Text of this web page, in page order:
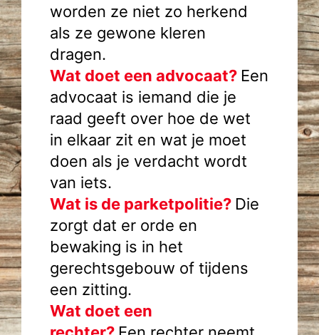
worden ze niet zo herkend
als ze gewone kleren
dragen.
Wat doet een advocaat? Een
advocaat is iemand die je
raad geeft over hoe de wet
in elkaar zit en wat je moet
doen als je verdacht wordt
van iets.
Wat is de parketpolitie? Die
zorgt dat er orde en
bewaking is in het
gerechtsgebouw of tijdens
een zitting.
Wat doet een